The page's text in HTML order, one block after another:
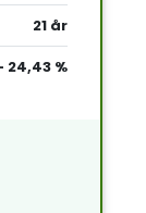
21 år
24,43 %